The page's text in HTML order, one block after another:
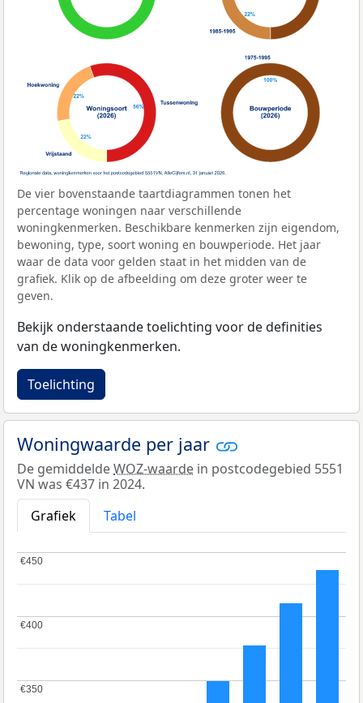
De vier bovenstaande taartdiagrammen tonen het
percentage woningen naar verschillende
woningkenmerken. Beschikbare kenmerken zijn eigendom,
bewoning, type, soort woning en bouwperiode. Het jaar
waar de data voor gelden staat in het midden van de
grafiek. Klik op de afbeelding om deze groter weer te
geven.
Bekijk onderstaande toelichting voor de definities
van de woningkenmerken.
Toelichting
Woningwaarde per jaar
De gemiddeldeWOZ-waarde in postcodegebied 5551
VN was €437 in 2024.
Grafiek
Tabel
€350
€350
€400
€400
€450
€450